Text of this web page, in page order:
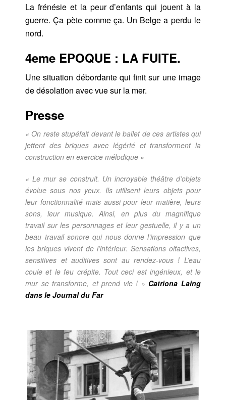
La frénésie et la peur d’enfants qui jouent à la
guerre. Ça pète comme ça. Un Belge a perdu le
nord.
4eme EPOQUE : LA FUITE.
Une situation débordante qui finit sur une image
de désolation avec vue sur la mer.
Presse
« On reste stupéfait devant le ballet de ces artistes qui
jettent des briques avec légérté et transforment la
construction en exercice mélodique »
« Le mur se construit. Un incroyable théâtre d’objets
évolue sous nos yeux. Ils utilisent leurs objets pour
leur fonctionnalité mais aussi pour leur matière, leurs
sons, leur musique. Ainsi, en plus du magnifique
travail sur les personnages et leur gestuelle, il y a un
beau travail sonore qui nous donne l’impression que
les briques vivent de l’intérieur. Sensations olfactives,
sensitives et auditives sont au rendez-vous ! L’eau
coule et le feu crépite. Tout ceci est ingénieux, et le
mur se transforme, et prend vie ! » Catriona Laing
dans le Journal du Far